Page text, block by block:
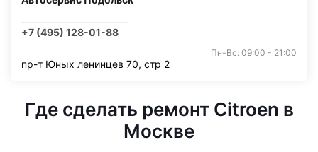
+7 (495) 128-01-88
Пн-Вс: 09:00 - 21:00
пр-т Юных ленинцев 70, стр 2
Где сделать ремонт Citroen в
Москве